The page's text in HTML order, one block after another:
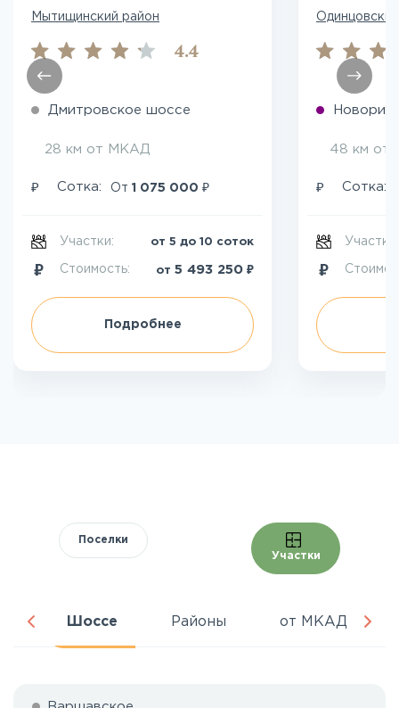
Мытищинский район
4.4
Дмитровское шоссе
28 км от МКАД
₽ Сотка: От 1 075 000 ₽
Участки: от 5 до 10 соток
Стоимость: от 5 493 250 ₽
Подробнее
48 км от
₽ Сотка:
Участки:
Поселки
Участки
Шоссе Районы от МКАД